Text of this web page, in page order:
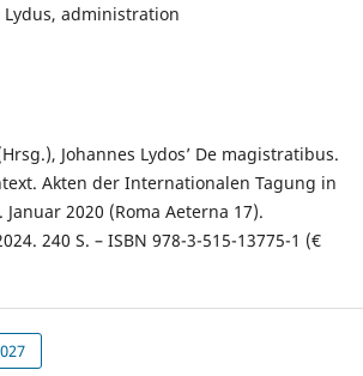
Lydus, administration
Johannes Lydos’ De magistratibus.
Akten der Internationalen Tagung in
2020 (Roma Aeterna 17).
240 S. – ISBN 978-3-515-13775-1 (€